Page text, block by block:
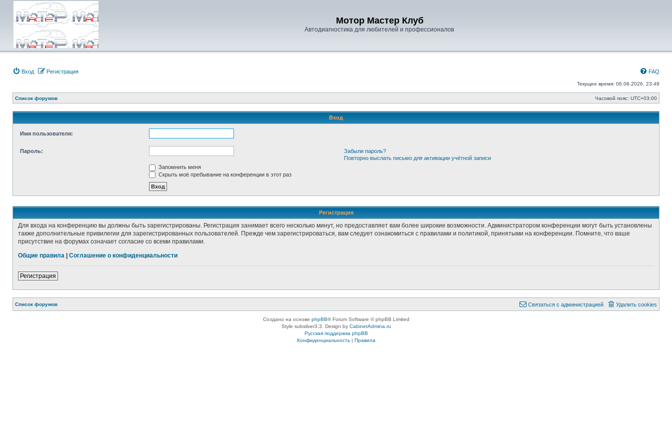
Мотор Мастер Клуб
Автодиагностика для любителей и профессионалов
Вход Регистрация FAQ
Текущее время: 06.08.2026, 23:49
Список форумов Часовой пояс: UTC+03:00
Вход
Имя пользователя:
Пароль:
Забыли пароль?
Повторно выслать письмо для активации учётной записи
Запомнить меня
Скрыть моё пребывание на конференции в этот раз
Регистрация
Для входа на конференцию вы должны быть зарегистрированы. Регистрация занимает всего несколько минут, но предоставляет вам более широкие возможности. Администратором конференции могут быть установлены
также дополнительные привилегии для зарегистрированных пользователей. Прежде чем зарегистрироваться, вам следует ознакомиться с правилами и политикой, принятыми на конференции. Помните, что ваше
присутствие на форумах означает согласие со всеми правилами.
Общие правила
Соглашение о конфиденциальности
Регистрация
Список форумов Удалить cookies
Связаться с администрацией
Создано на основе phpBB® Forum Software © phpBB Limited
Style subsilver3.3. Design by CabinetAdmina.ru
Русская поддержка phpBB
Конфиденциальность| Правила